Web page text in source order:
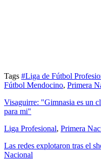
Tags #Liga de Fútbol
Fútbol Mendocino, Primera
Visaguirre: "Gimnasia es un
para mi"
Liga Profesional, Primera
Las redes explotaron tras el
Nacional